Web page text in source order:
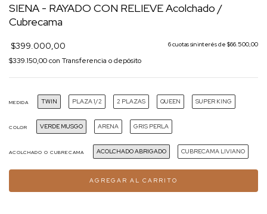
SIENA - RAYADO CON RELIEVE Acolchado /
Cubrecama
$399.000,00 6cuotas sin interés de $66.500,00
$339.150,00con Transferencia o depósito
MEDIDA TWIN PLAZA 1/2 2 PLAZAS QUEEN SUPER KING
COLOR VERDE MUSGO ARENA GRIS PERLA
ACOLCHADO O CUBRECAMA ACOLCHADO ABRIGADO CUBRECAMA LIVIANO